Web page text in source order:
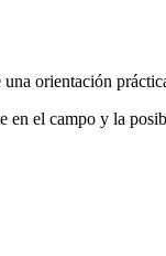
orientación
en el campo y la